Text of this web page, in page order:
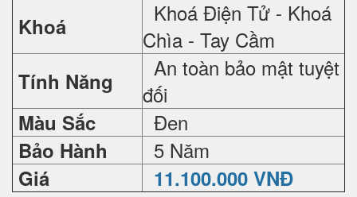
Khoá
Khoá Điện Tử - Khoá
Chìa - Tay Cầm
Tính Năng
An toàn bảo mật tuyệt
đối
Màu Sắc Đen
Bảo Hành 5 Năm
Giá 11.100.000 VNĐ